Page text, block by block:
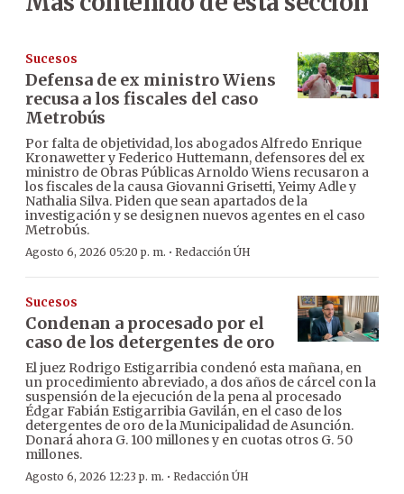
Sucesos
Defensa de ex ministro Wiens
recusa a los fiscales del caso
Metrobús
Por falta de objetividad, los abogados Alfredo Enrique
Kronawetter y Federico Huttemann, defensores del ex
ministro de Obras Públicas Arnoldo Wiens recusaron a
los fiscales de la causa Giovanni Grisetti, Yeimy Adle y
Nathalia Silva. Piden que sean apartados de la
investigación y se designen nuevos agentes en el caso
Metrobús.
Agosto 6, 2026 05:20 p. m. · Redacción ÚH
Sucesos
Condenan a procesado por el
caso de los detergentes de oro
El juez Rodrigo Estigarribia condenó esta mañana, en
un procedimiento abreviado, a dos años de cárcel con la
suspensión de la ejecución de la pena al procesado
Édgar Fabián Estigarribia Gavilán, en el caso de los
detergentes de oro de la Municipalidad de Asunción.
Donará ahora G. 100 millones y en cuotas otros G. 50
millones.
Agosto 6, 2026 12:23 p. m. · Redacción ÚH